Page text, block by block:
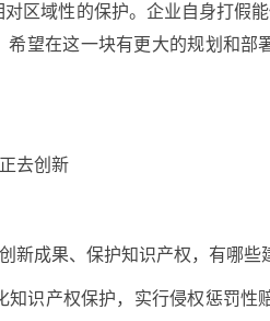
区域性的保护。企业自身打假
望在这一块有更大的规划和部
去创新
新成果、保护知识产权，有哪些
知识产权保护，实行侵权惩罚性